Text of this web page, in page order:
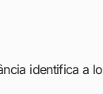
identifica a